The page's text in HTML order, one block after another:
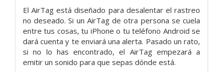
El AirTag está diseñado para desalentar el rastreo
no deseado. Si un AirTag de otra persona se cuela
entre tus cosas, tu iPhone o tu teléfono Android se
dará cuenta y te enviará una alerta. Pasado un rato,
si no lo has encontrado, el AirTag empezará a
emitir un sonido para que sepas dónde está.